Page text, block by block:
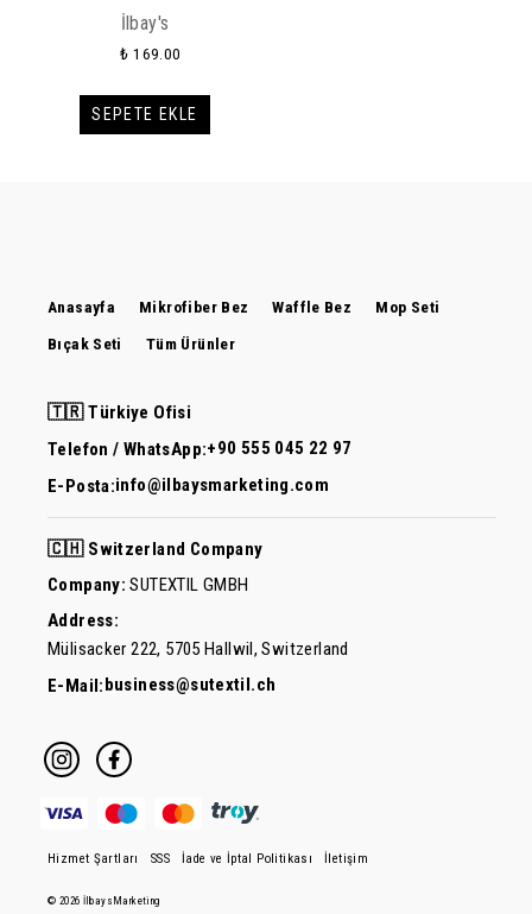
İlbay's
₺ 169.00
SEPETE EKLE
Anasayfa Mikrofiber Bez Waffle Bez
Mop Seti
Bıçak Seti
Tüm Ürünler
🇹🇷 Türkiye Ofisi
Telefon / WhatsApp:+90 555 045 22 97
E-Posta:info@ilbaysmarketing.com
🇨🇭 Switzerland Company
Company: SUTEXTIL GMBH
Address:
Mülisacker 222, 5705 Hallwil, Switzerland
E-Mail:business@sutextil.ch
© 2026 İlbaysMarketing
Hizmet Şartları SSS İade ve İptal Politikası İletişim